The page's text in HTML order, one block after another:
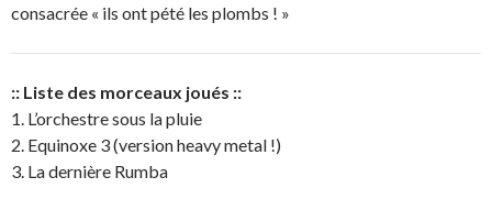
consacrée « ils ont pété les plombs ! »
:: Liste des morceaux joués ::
1. L’orchestre sous la pluie
2. Equinoxe 3 (version heavy metal !)
3. La dernière Rumba